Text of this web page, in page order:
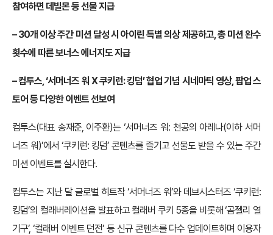
참여하면 데빌몬 등 선물 지급
– 30개 이상 주간 미션 달성 시 아이린 특별 의상 제공하고, 총 미션 완수
횟수에 따른 보너스 에너지도 지급
– 컴투스, ‘서머너즈 워 X 쿠키런: 킹덤’ 협업 기념 시네마틱 영상, 팝업 스
토어 등 다양한 이벤트 선보여
컴투스(대표 송재준, 이주환)는 ‘서머너즈 워: 천공의 아레나(이하 서머
너즈 워)’에서 ‘쿠키런: 킹덤’ 콘텐츠를 즐기고 선물도 받을 수 있는 주간
미션 이벤트를 실시한다.
컴투스는 지난 달 글로벌 히트작 ‘서머너즈 워’와 데브시스터즈 ‘쿠키런:
킹덤’의 컬래버레이션을 발표하고 컬래버 쿠키 5종을 비롯해 ‘곰젤리 열
기구’, ‘컬래버 이벤트 던전’ 등 신규 콘텐츠를 다수 업데이트하며 이용자